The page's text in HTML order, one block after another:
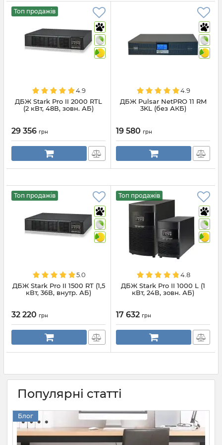
Топ продажів
4.9
ДБЖ Stark Pro II 2000 RTL
(2 кВт, 48В, зовн. АБ)
29 356 грн
4.9
ДБЖ Pulsar NetPRO 11 RM
3KL (без АКБ)
19 580 грн
Топ продажів
5.0
ДБЖ Stark Pro II 1500 RT (1,5
кВт, 36В, внутр. АБ)
32 220 грн
Топ продажів
4.8
ДБЖ Stark Pro II 1000 L (1
кВт, 24В, зовн. АБ)
17 632 грн
Популярні статті
Блог